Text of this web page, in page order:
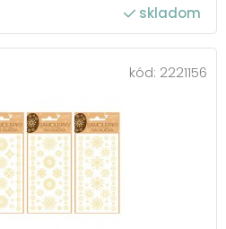
skladom
kód: 2221156